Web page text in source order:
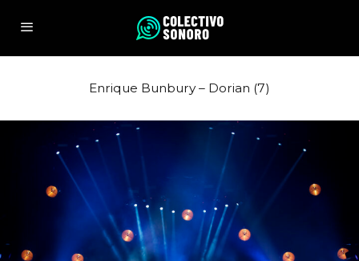
Enrique Bunbury – Dorian (7)